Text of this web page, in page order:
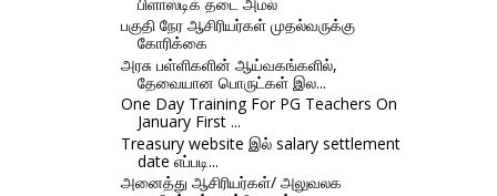
பகுதி நேர ஆசிரியர்கள் முதல்வருக்கு
கோரிக்கை
அரசு பள்ளிகளின் ஆய்வகங்களில்,
தேவையான பொருட்கள் இல...
One Day Training For PG Teachers On
January First ...
Treasury website இல் salary settlement
date எப்படி...
அனைத்து ஆசிரியர்கள்/ அலுவலக